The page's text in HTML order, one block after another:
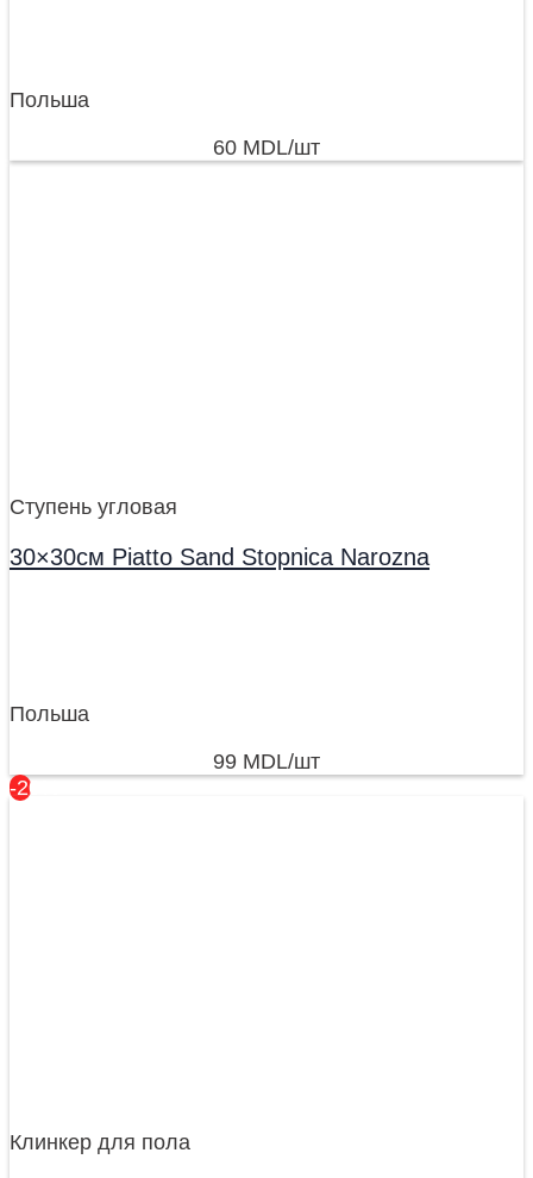
Польша
60 MDL/шт
Ступень угловая
30×30см Piatto Sand Stopnica Narozna
Польша
99 MDL/шт
-20%
Клинкер для пола